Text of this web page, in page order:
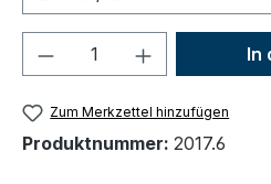
Produkt Anzahl: In
Zum Merkzettel hinzufügen
Produktnummer: 2017.6